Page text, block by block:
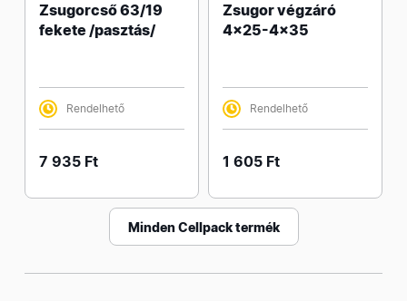
Zsugorcső 63/19
fekete /pasztás/
Rendelhető
7 935 Ft
Zsugor végzáró
4x25-4x35
Rendelhető
1 605 Ft
Minden Cellpack termék